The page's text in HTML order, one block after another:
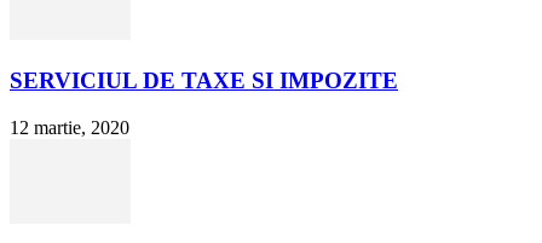
SERVICIUL DE TAXE SI IMPOZITE
12 martie, 2020